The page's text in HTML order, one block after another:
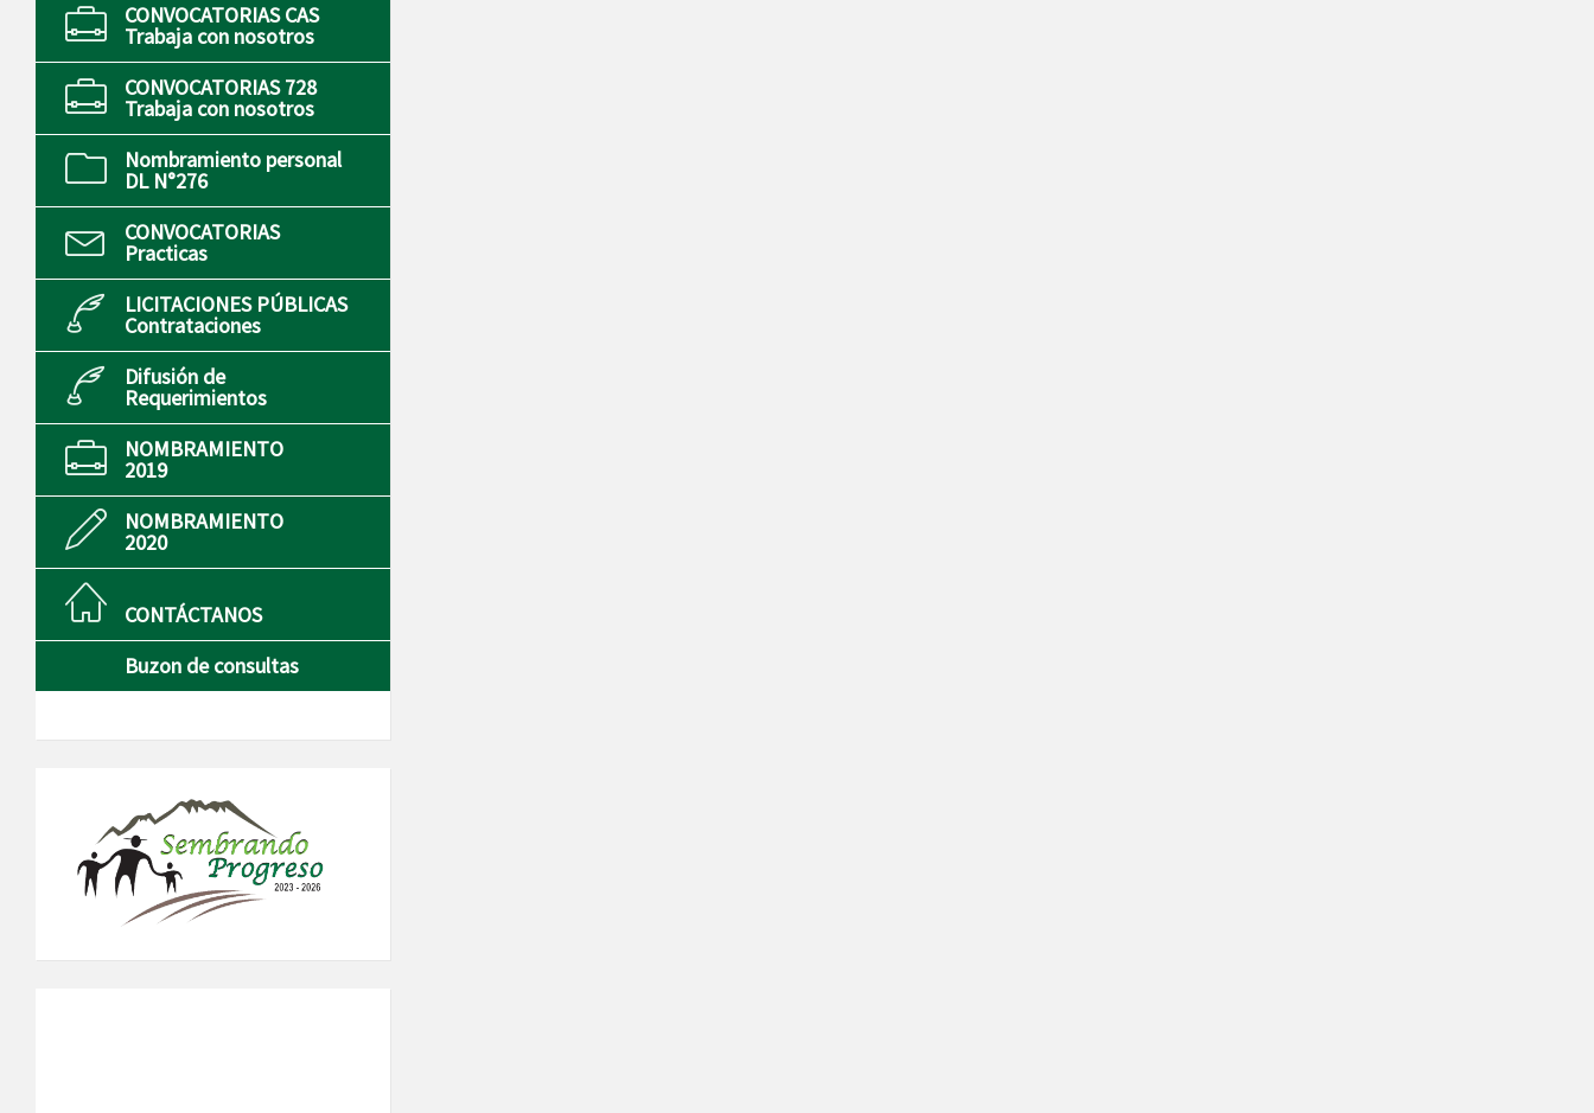
CONVOCATORIAS CAS
Trabaja con nosotros
CONVOCATORIAS 728
Trabaja con nosotros
Nombramiento personal
DL N°276
CONVOCATORIAS
Practicas
LICITACIONES PÚBLICAS
Contrataciones
Difusión de
Requerimientos
NOMBRAMIENTO
2019
NOMBRAMIENTO
2020
CONTÁCTANOS
Buzon de consultas